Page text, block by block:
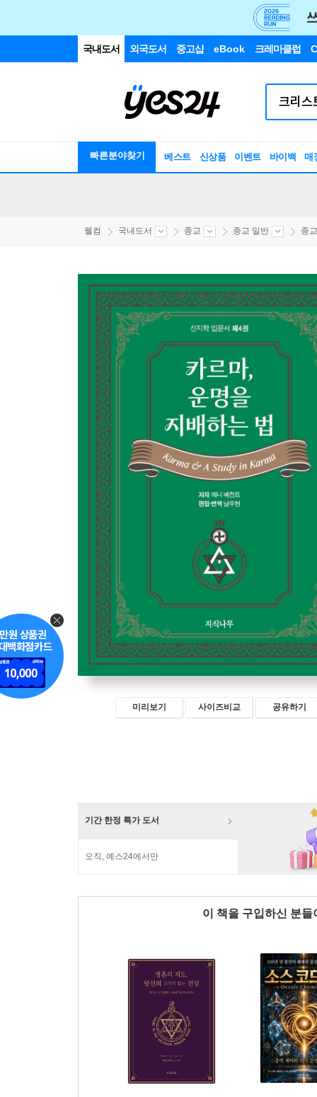
국내도서 외국도서 중고샵 eBook 크레마클럽
빠른분야찾기 베스트 신상품 이벤트 바이백 매
웰컴 국내도서 종교 종교 일반 종
미리보기 사이즈비교 공유하기
기간 한정 특가 도서
오직, 예스24에서만
이 책을 구입하신 분